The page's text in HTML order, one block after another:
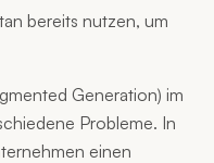
bereits nutzen, um
Generation) im
Probleme. In
einen